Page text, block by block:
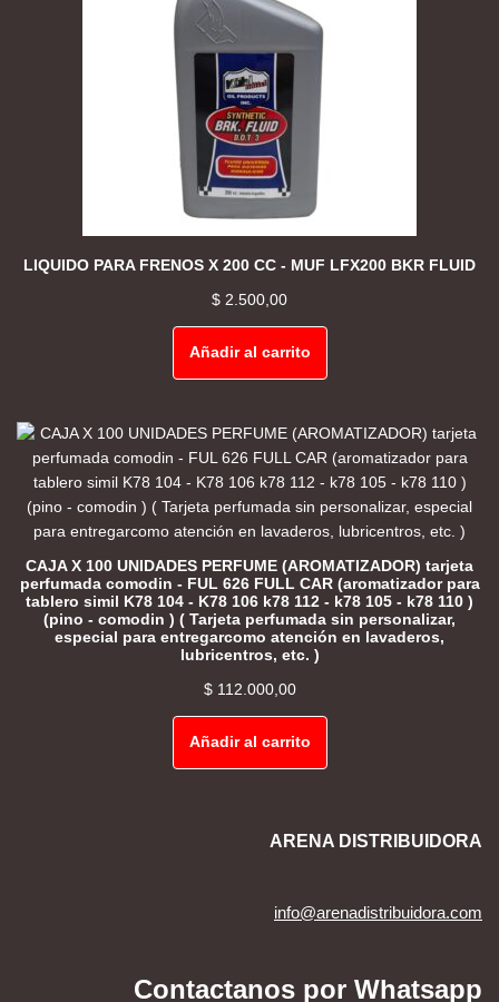
LIQUIDO PARA FRENOS X 200 CC - MUF LFX200 BKR FLUID
$ 2.500,00
Añadir al carrito
CAJA X 100 UNIDADES PERFUME (AROMATIZADOR) tarjeta
perfumada comodin - FUL 626 FULL CAR (aromatizador para
tablero simil K78 104 - K78 106 k78 112 - k78 105 - k78 110 )
(pino - comodin ) ( Tarjeta perfumada sin personalizar,
especial para entregarcomo atención en lavaderos,
lubricentros, etc. )
$112.000,00
Añadir al carrito
ARENA DISTRIBUIDORA
info@arenadistribuidora.com
Contactanos por Whatsapp